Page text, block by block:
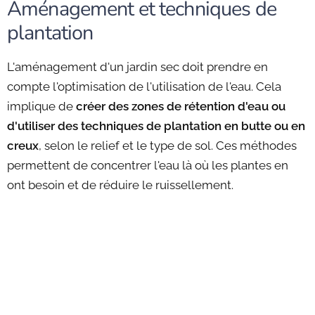
Aménagement et techniques de
plantation
L'aménagement d'un jardin sec doit prendre en
compte l'optimisation de l'utilisation de l'eau. Cela
implique de créer des zones de rétention d'eau ou
d'utiliser des techniques de plantation en butte ou en
creux, selon le relief et le type de sol. Ces méthodes
permettent de concentrer l'eau là où les plantes en
ont besoin et de réduire le ruissellement.